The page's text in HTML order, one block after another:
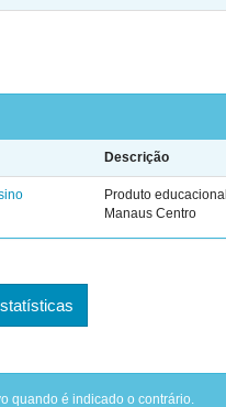
Descrição
Produto
Manaus Centro
quando é indicado o contrário.